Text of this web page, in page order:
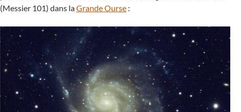
(Messier 101) dans laGrande Ourse :